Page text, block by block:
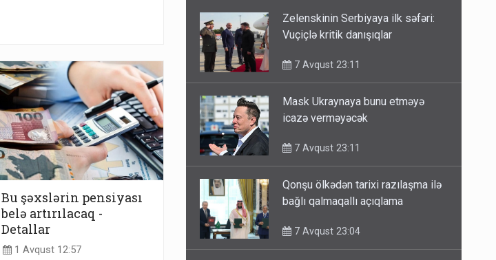
Bu şəxslərin pensiyası
belə artırılacaq -
Detallar
1 Avqust 12:57
Zelenskinin Serbiyaya ilk səfəri:
Vuçiçlə kritik danışıqlar
7 Avqust 23:11
Mask Ukraynaya bunu etməyə
icazə verməyəcək
7 Avqust 23:11
Qonşu ölkədən tarixi razılaşma ilə
bağlı qalmaqallı açıqlama
7 Avqust 23:04